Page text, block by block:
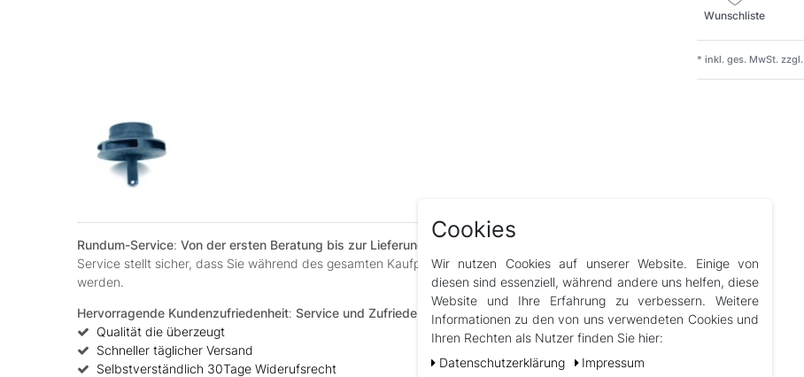
Rundum-Service: Von der ersten Beratung bis zur Lieferung und darüber hinaus
Service stellt sicher, dass Sie während des gesamten Kaufprozesses und danach bestens betreut
werden.
Hervorragende Kundenzufriedenheit: Service und Zufriedenheit stehen bei uns an erster Stelle.
Qualität die überzeugt
Schneller täglicher Versand
Selbstverständlich 30Tage Widerufsrecht
Wunschliste
* inkl. ges. MwSt. zzgl.
Cookies
Wir nutzen Cookies auf unserer Website. Einige von
diesen sind essenziell, während andere uns helfen, diese
Website und Ihre Erfahrung zu verbessern. Weitere
Informationen zu den von uns verwendeten Cookies und
Ihren Rechten als Nutzer finden Sie hier:
Daten­schutz­erklärung
Impressum